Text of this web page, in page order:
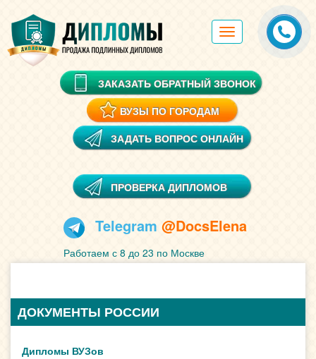
Toggle
navigation
ЗАКАЗАТЬ ОБРАТНЫЙ ЗВОНОК
ВУЗЫ ПО ГОРОДАМ
ЗАДАТЬ ВОПРОС ОНЛАЙН
ПРОВЕРКА ДИПЛОМОВ
Telegram @DocsElena
Работаем с 8 до 23 по Москве
ДОКУМЕНТЫ РОССИИ
Дипломы ВУЗов